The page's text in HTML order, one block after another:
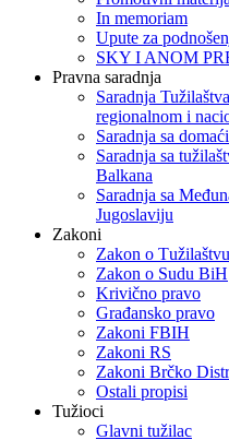
In memoriam
Upute za
SKY I ANOM
Pravna saradnja
Saradnja
regionalnom i
Saradnja sa
Saradnja sa
Balkana
Saradnja sa
Jugoslaviju
Zakoni
Zakon o
Zakon o Sudu BiH
Krivično pravo
Građansko pravo
Zakoni FBIH
Zakoni RS
Zakoni Brčko
Ostali propisi
Tužioci
Glavni tužilac